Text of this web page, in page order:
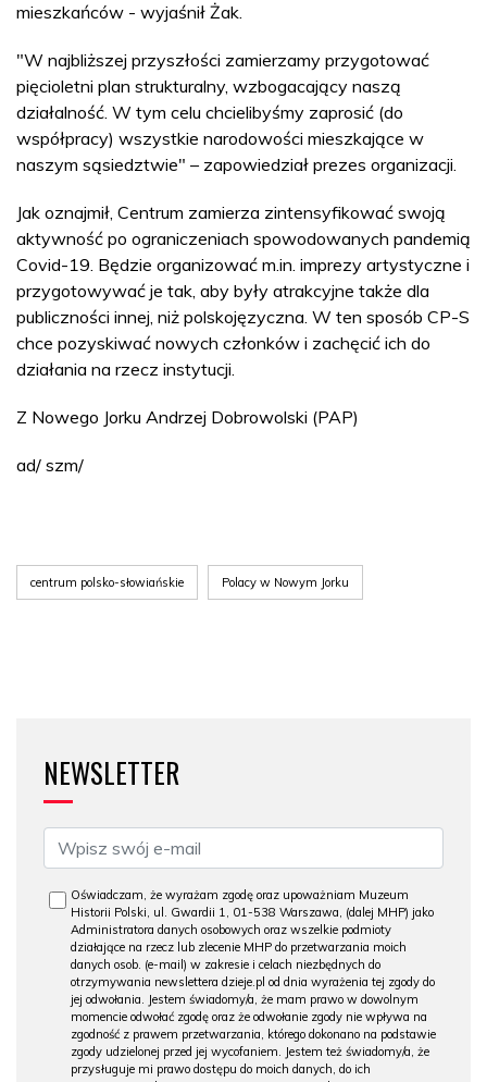
mieszkańców - wyjaśnił Żak.
"W najbliższej przyszłości zamierzamy przygotować
pięcioletni plan strukturalny, wzbogacający naszą
działalność. W tym celu chcielibyśmy zaprosić (do
współpracy) wszystkie narodowości mieszkające w
naszym sąsiedztwie" – zapowiedział prezes organizacji.
Jak oznajmił, Centrum zamierza zintensyfikować swoją
aktywność po ograniczeniach spowodowanych pandemią
Covid-19. Będzie organizować m.in. imprezy artystyczne i
przygotowywać je tak, aby były atrakcyjne także dla
publiczności innej, niż polskojęzyczna. W ten sposób CP-S
chce pozyskiwać nowych członków i zachęcić ich do
działania na rzecz instytucji.
Z Nowego Jorku Andrzej Dobrowolski (PAP)
ad/ szm/
centrum polsko-słowiańskie Polacy w Nowym Jorku
NEWSLETTER
Oświadczam, że wyrażam zgodę oraz upoważniam Muzeum
Historii Polski, ul. Gwardii 1, 01-538 Warszawa, (dalej MHP) jako
Administratora danych osobowych oraz wszelkie podmioty
działające na rzecz lub zlecenie MHP do przetwarzania moich
danych osob. (e-mail) w zakresie i celach niezbędnych do
otrzymywania newslettera dzieje.pl od dnia wyrażenia tej zgody do
jej odwołania. Jestem świadomy/a, że mam prawo w dowolnym
momencie odwołać zgodę oraz że odwołanie zgody nie wpływa na
zgodność z prawem przetwarzania, którego dokonano na podstawie
zgody udzielonej przed jej wycofaniem. Jestem też świadomy/a, że
przysługuje mi prawo dostępu do moich danych, do ich